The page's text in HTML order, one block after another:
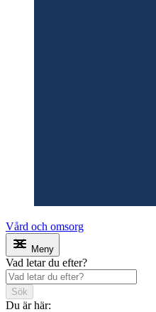
Vård och omsorg
Meny
Vad letar du efter?
Sök
Du är här: